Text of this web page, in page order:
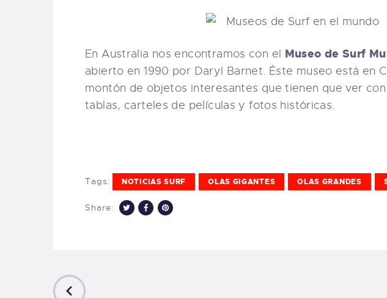
En Australia nos encontramos con el Museo de Surf
abierto en 1990 por Daryl Barnet. Éste museo está en
montón de objetos interesantes que tienen que ver
tablas, carteles de películas y fotos históricas.
Tags: NOTICIAS SURF OLAS GIGANTES OLAS GRANDES
Share: